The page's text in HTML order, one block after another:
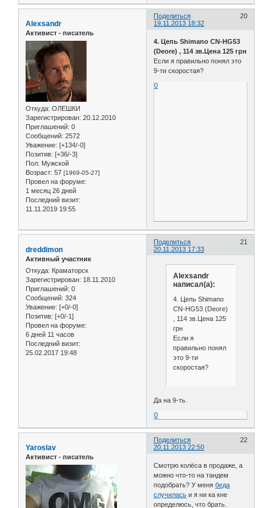
Поделиться
20
19.11.2013 18:32
Alexsandr
Активист - писатель
Откуда: ОЛЕШКИ
Зарегистрирован: 20.12.2010
Приглашений: 0
Сообщений: 2572
Уважение: [+134/-0]
Позитив: [+36/-3]
Пол: Мужской
Возраст: 57 [1969-05-27]
Провел на форуме:
1 месяц 26 дней
Последний визит:
11.11.2019 19:55
4. Цепь Shimano CN-HG53
(Deore) , 114 зв.Цена 125 грн
Если я правильно понял это
9-ти скоростая?
0
Поделиться
21
20.11.2013 17:33
dreddimon
Активный участник
Откуда: Краматорск
Зарегистрирован: 18.11.2010
Приглашений: 0
Сообщений: 324
Уважение: [+0/-0]
Позитив: [+0/-1]
Провел на форуме:
6 дней 11 часов
Последний визит:
25.02.2017 19:48
Alexsandr
написал(а):
4. Цепь Shimano
CN-HG53 (Deore)
, 114 зв.Цена 125
грн
Если я
правильно понял
это 9-ти
скоростая?
Да на 9-ть.
0
Поделиться
22
20.11.2013 22:50
Yaroslav
Активист - писатель
Смотрю колёса в продаже, а
можно что-то на тандем
подобрать? У менябеда
случилась и я ни ка кне
определюсь, что брать.